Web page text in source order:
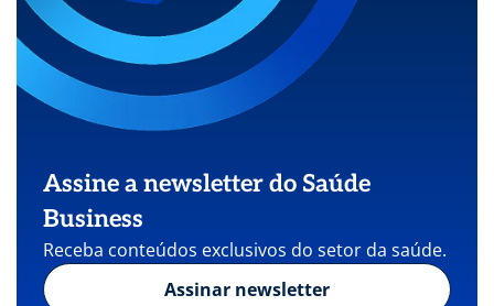
Assine a newsletter do Saúde
Business
Receba conteúdos exclusivos do setor da saúde.
Assinar newsletter